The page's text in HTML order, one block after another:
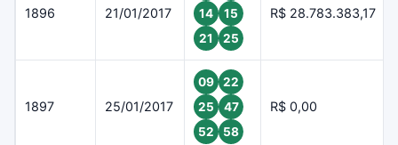
1896 21/01/2017
14
15
21
25
R$ 28.783.383,17
1897 25/01/2017
09
22
25
47
52
58
R$ 0,00